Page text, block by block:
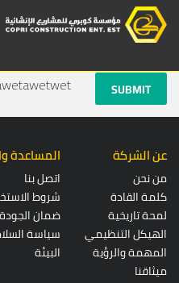
SUBMIT
عن الشركة
من نحن
كلمة القادة
لمحة تاريخية
الهيكل التنظيمي
المهمة والرؤية
ميثاقنا
المساعدة
اتصل بنا
شروط
ضمان الجودة
سياسة
البيئة